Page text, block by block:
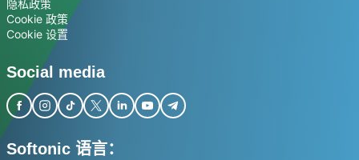
隐私政策
Cookie 政策
Cookie 设置
Social media
Softonic 语言：